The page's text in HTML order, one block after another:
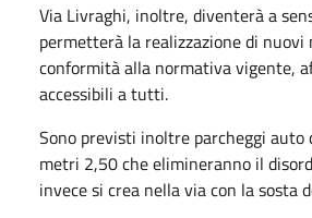
Via Livraghi, inoltre, diventerà a
permetterà la realizzazione di nuovi
conformità alla normativa vigente,
accessibili a tutti.
Sono previsti inoltre parcheggi auto
metri 2,50 che elimineranno il
invece si crea nella via con la sosta